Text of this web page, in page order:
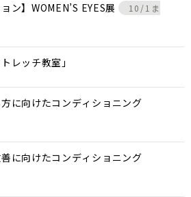
ン】WOMEN’S EYES展
10/1ま
レッチ教室」
に向けたコンディショニング
に向けたコンディショニング